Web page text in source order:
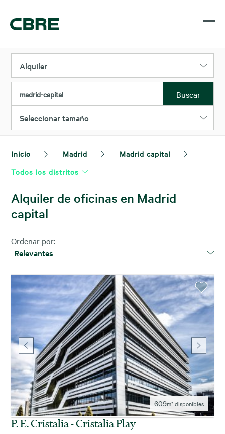
Alquiler
madrid-capital Buscar
Seleccionar tamaño
Inicio Madrid
Madrid capital
Todos los distritos
Alquiler de oficinas en Madrid
capital
Ordenar por:
Relevantes
609m² disponibles
P. E. Cristalia - Cristalia Play